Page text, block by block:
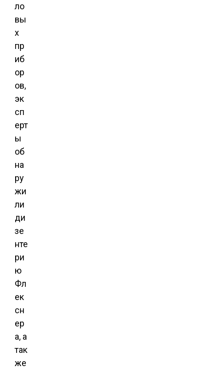
ло
вы
х
пр
иб
ор
ов,
эк
сп
ерт
ы
об
на
ру
жи
ли
ди
зе
нте
ри
ю
Фл
ек
сн
ер
а, а
так
же